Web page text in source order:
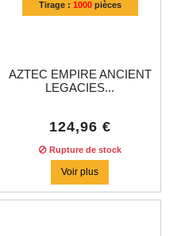
Tirage : 1000pièces
AZTEC EMPIRE ANCIENT
LEGACIES...
124,96 €
Rupture de stock
Voir plus